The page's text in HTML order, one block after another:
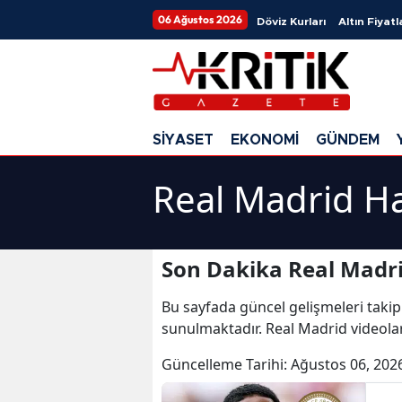
06 Ağustos 2026 Döviz Kurları Altın
SİYASET EKONOMİ GÜNDEM
Real Madrid
Son Dakika Real
Bu sayfada güncel gelişmeleri
sunulmaktadır. Real Madrid
Güncelleme Tarihi: Ağustos 06,